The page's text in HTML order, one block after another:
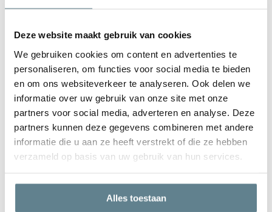
Deze website maakt gebruik van cookies
We gebruiken cookies om content en advertenties te
personaliseren, om functies voor social media te bieden
en om ons websiteverkeer te analyseren. Ook delen we
informatie over uw gebruik van onze site met onze
partners voor social media, adverteren en analyse. Deze
partners kunnen deze gegevens combineren met andere
informatie die u aan ze heeft verstrekt of die ze hebben
verzameld op basis van uw gebruik van hun services.
Alles toestaan
gerecyclede materialen. Niet alleen de materialen zelf, maar ook
maakt. Met een Ecopots in je huis of tuin, weet je zeker dat je een
prachtige eye-catcher hebt die lang mee gaat.
We staan voor je klaar
Wil je advies of heb je een vraag? Neem contact op met ons